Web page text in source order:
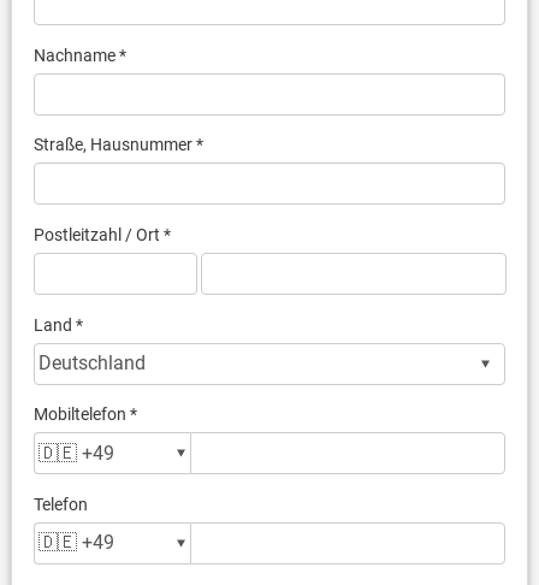
Nachname *
Straße, Hausnummer *
Postleitzahl / Ort *
Land *
Mobiltelefon *
Telefon